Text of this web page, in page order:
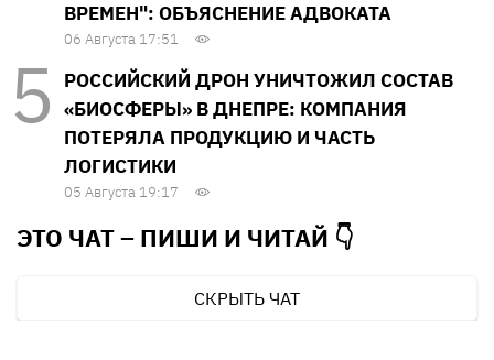
ВРЕМЕН": ОБЪЯСНЕНИЕ АДВОКАТА
06 Августа 17:51
РОССИЙСКИЙ ДРОН УНИЧТОЖИЛ СОСТАВ
«БИОСФЕРЫ» В ДНЕПРЕ: КОМПАНИЯ
ПОТЕРЯЛА ПРОДУКЦИЮ И ЧАСТЬ
ЛОГИСТИКИ
05 Августа 19:17
ЭТО ЧАТ – ПИШИ И ЧИТАЙ 👇
СКРЫТЬ ЧАТ